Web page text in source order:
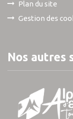
Plan du site
Gestion des
Nos autres